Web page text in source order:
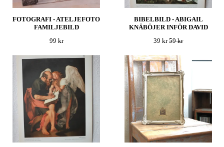
FOTOGRAFI - ATELJEFOTO
FAMILJEBILD
99 kr
BIBELBILD - ABIGAIL
KNÄBÖJER INFÖR DAVID
39 kr59 kr